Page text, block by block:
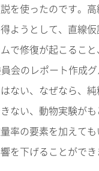
を使ったのです。
ようとして、直線
で修復が起こるこ
会のレポート作成
ない、なぜなら、
ない、動物実験が
率の要素を加えて
を下げることができ